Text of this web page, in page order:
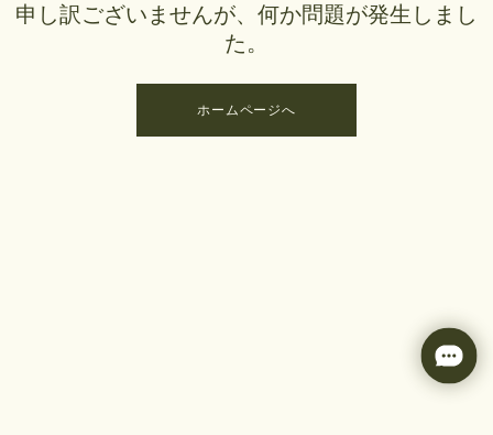
申し訳ございませんが、何か問題が発生しまし
た。
ホームページへ